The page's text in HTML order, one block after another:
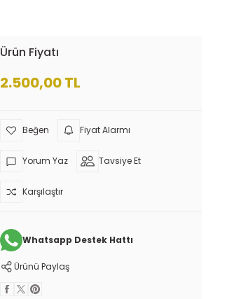
Ürün Fiyatı
2.500,00 TL
Fiyat Alarmı
Yorum Yaz Tavsiye Et
Karşılaştır
Whatsapp Destek Hattı
Ürünü Paylaş